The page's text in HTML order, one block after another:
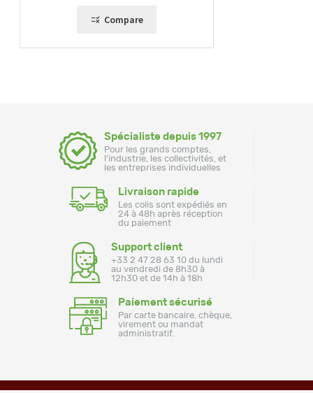
Compare
Spécialiste depuis 1997
Pour les grands comptes,
l'industrie, les collectivités, et
les entreprises individuelles
Livraison rapide
Les colis sont expédiés en
24 à 48h après réception
du paiement
Support client
+33 2 47 28 63 10 du lundi
au vendredi de 8h30 à
12h30 et de 14h à 18h
Paiement sécurisé
Par carte bancaire, chèque,
virement ou mandat
administratif.